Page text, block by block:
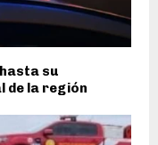
su
de la región